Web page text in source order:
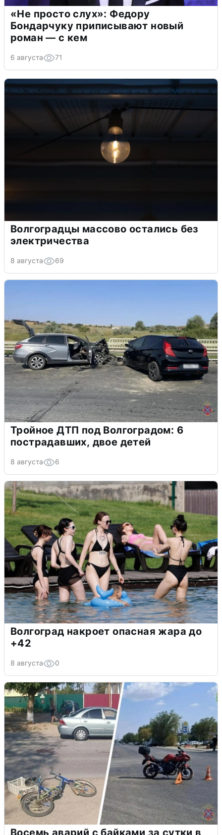
«Не просто слух»: Федору
Бондарчуку приписывают новый
роман — с кем
6 августа 71
Волгоградцы массово остались без
электричества
8 августа 69
Тройное ДТП под Волгоградом: 6
пострадавших, двое детей
8 августа 6
Волгоград накроет опасная жара до
+42
8 августа 0